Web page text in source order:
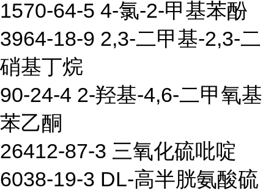
1570-64-5 4-氯-2-甲基苯酚
3964-18-9 2,3-二甲基-2,3-二
硝基丁烷
90-24-4 2-羟基-4,6-二甲氧基
苯乙酮
26412-87-3 三氧化硫吡啶
6038-19-3 DL-高半胱氨酸硫